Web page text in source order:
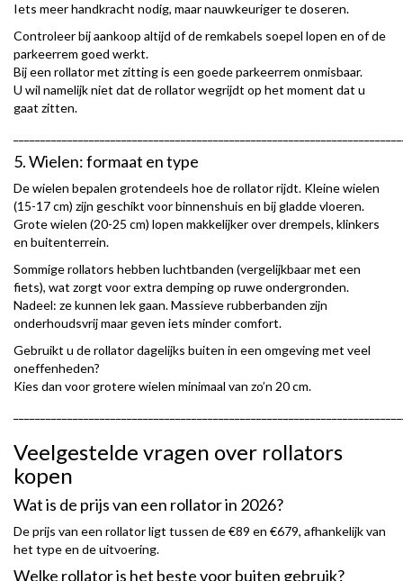
Iets meer handkracht nodig, maar nauwkeuriger te doseren.
Controleer bij aankoop altijd of de remkabels soepel lopen en of de
parkeerrem goed werkt.
Bij een rollator met zitting is een goede parkeerrem onmisbaar.
U wil namelijk niet dat de rollator wegrijdt op het moment dat u
gaat zitten.
5. Wielen: formaat en type
De wielen bepalen grotendeels hoe de rollator rijdt. Kleine wielen
(15-17 cm) zijn geschikt voor binnenshuis en bij gladde vloeren.
Grote wielen (20-25 cm) lopen makkelijker over drempels, klinkers
en buitenterrein.
Sommige rollators hebben luchtbanden (vergelijkbaar met een
fiets), wat zorgt voor extra demping op ruwe ondergronden.
Nadeel: ze kunnen lek gaan. Massieve rubberbanden zijn
onderhoudsvrij maar geven iets minder comfort.
Gebruikt u de rollator dagelijks buiten in een omgeving met veel
oneffenheden?
Kies dan voor grotere wielen minimaal van zo’n 20 cm.
Veelgestelde vragen over rollators
kopen
Wat is de prijs van een rollator in 2026?
De prijs van een rollator ligt tussen de €89 en €679, afhankelijk van
het type en de uitvoering.
Welke rollator is het beste voor buiten gebruik?